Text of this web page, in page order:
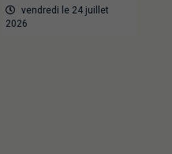
vendredi le 24 juillet
2026